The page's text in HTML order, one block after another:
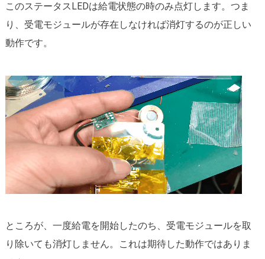
このステータスLEDは給電状態の時のみ点灯します。つま
り、受電モジュールが存在しなければ消灯するのが正しい
動作です。
ところが、一度給電を開始したのち、受電モジュールを取
り除いても消灯しません。これは期待した動作ではありま